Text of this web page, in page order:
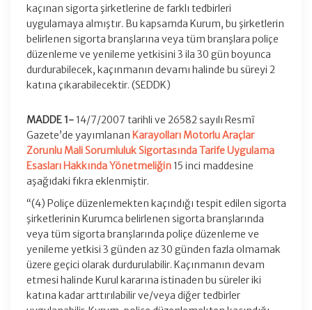
kaçınan sigorta şirketlerine de farklı tedbirleri
uygulamaya almıştır. Bu kapsamda Kurum, bu şirketlerin
belirlenen sigorta branşlarına veya tüm branşlara poliçe
düzenleme ve yenileme yetkisini 3 ila 30 gün boyunca
durdurabilecek, kaçınmanın devamı halinde bu süreyi 2
katına çıkarabilecektir. (SEDDK)
MADDE 1- 14/7/2007 tarihli ve 26582 sayılı Resmî
Gazete’de yayımlanan Karayolları Motorlu Araçlar
Zorunlu Mali Sorumluluk Sigortasında Tarife Uygulama
Esasları Hakkında Yönetmeliğin 15 inci maddesine
aşağıdaki fıkra eklenmiştir.
“(4) Poliçe düzenlemekten kaçındığı tespit edilen sigorta
şirketlerinin Kurumca belirlenen sigorta branşlarında
veya tüm sigorta branşlarında poliçe düzenleme ve
yenileme yetkisi 3 günden az 30 günden fazla olmamak
üzere geçici olarak durdurulabilir. Kaçınmanın devam
etmesi halinde Kurul kararına istinaden bu süreler iki
katına kadar arttırılabilir ve/veya diğer tedbirler